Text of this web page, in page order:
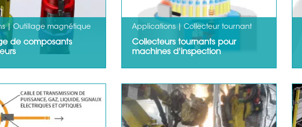
| Outillage magnétique
de composants
par PES
à ces
LIRE LA SUITE
Applications | Collecteur tournant
Collecteurs tournants pour
machines d'inspection
cas particulier la meilleure solution
pour raccorder les…
LIRE LA SUITE